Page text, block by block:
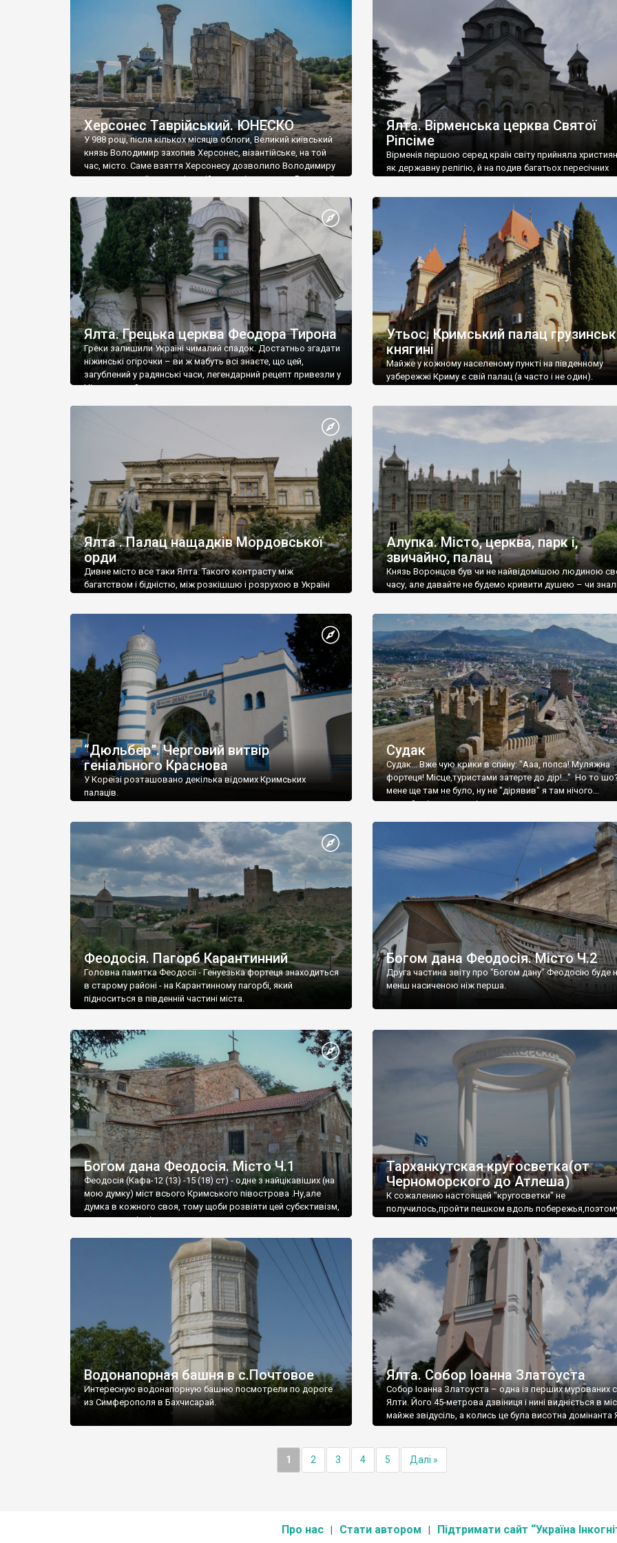
візантійської доби. Раритети викрадені з фондів об’єкту
культурної спадщини ЮНЕСКО «Херсонеса Таврійського».
Офіційно – на виставку «Золото Візантії», але експерти та
влада в Україні вважають це лише […]
називаються «повстяками» (postaki)…” “Вино. Крим
виробляє відмінне вино і його вдосталь: воно все
легке біле і дуже […]
Херсонес Таврійський. ЮНЕСКО
У 988 році, після кількох місяців облоги, Великий київський
князь Володимир захопив Херсонес, візантійське, на той
час, місто. Саме взяття Херсонесу дозволило Володимиру
диктувати свої умови візантійському імператору Василю ІІ,
Херсонесі Володимир-язичник, став Василем-
християнином. А потім було Хрещення Русі. На честь
Херсонесу Таврійського названо місто […]
Ялта. Вірменська церква Святої
Ріпсіме
Вірменія першою серед країн світу прийняла
як державну релігію, й на подив багатьох пересічних
Ялта. Грецька церква Феодора Тирона
Греки залишили Україні чималий спадок. Достатньо згадати
ніжинські огірочки – ви ж мабуть всі знаєте, що цей,
загублений у радянські часи, легендарний рецепт привезли у
Ніжин греки?
Утьос. Кримський палац
княгині
Майже у кожному населеному пункті на південному
узбережжі Криму є свій палац (а часто і не один).
Ялта . Палац нащадків Мордовської
орди
Дивне місто все таки Ялта. Такого контрасту між
багатством і бідністю, між розкішшю і розрухою в Україні
Алупка. Місто, церква, парк і,
звичайно, палац
Князь Воронцов був чи не найвідомішою людиною
часу, але давайте не будемо кривити душею – чи
“Дюльбер”. Черговий витвір
геніального Краснова
У Кореїзі розташовано декілька відомих Кримських
палаців.
Судак
Судак... Вже чую крики в спину: "Ааа, попса! Муляжна
фортеця! Місце,туристами затерте до дір!..." Но то
мене ще там не було, ну не "дірявив" я там нічого...
принаймні до цього літа.
Феодосія. Пагорб Карантинний
Головна памятка Феодосії - Генуезька фортеця знаходиться
в старому районі - на Карантинному пагорбі, який
підноситься в південній частині міста.
Богом дана Феодосія. Місто Ч.2
Друга частина звіту про "Богом дану" Феодосію буде
менш насиченою ніж перша.
Богом дана Феодосія. Місто Ч.1
Феодосія (Кафа-12 (13) -15 (18) ст) - одне з найцікавіших (на
мою думку) міст всього Кримського півострова .Ну,але
думка в кожного своя, тому щоби розвіяти цей субєктивізм,
запрошую відвідати це
Тарханкутская кругосветка(от
Черноморского до Атлеша)
К сожалению настоящей "кругосветки" не
получилось,пройти пешком вдоль
Водонапорная башня в с.Почтовое
Интересную водонапорную башню посмотрели по дороге
из Симферополя в Бахчисарай.
Ялта. Собор Іоанна Златоуста
Собор Іоанна Златоуста – одна із перших мурованих
Ялти. Його 45-метрова дзвіниця і нині видніється в
майже звідусіль, а колись це була висотна домінанта
1 2 3 4 5 Далі »
Про нас Стати автором Підтримати сайт “Україна